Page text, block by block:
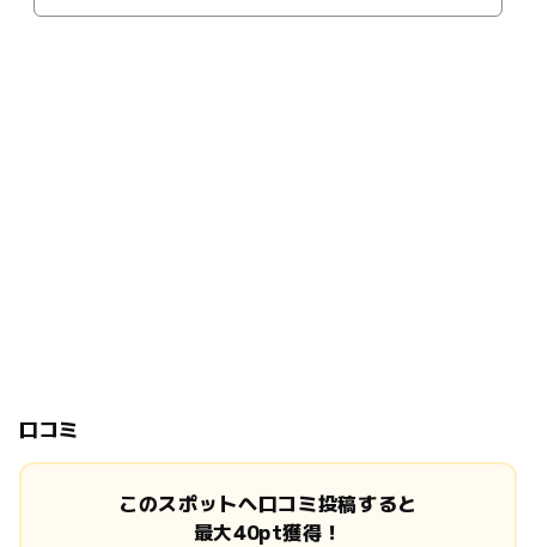
口コミ
このスポットへ口コミ投稿すると
最大40pt獲得！